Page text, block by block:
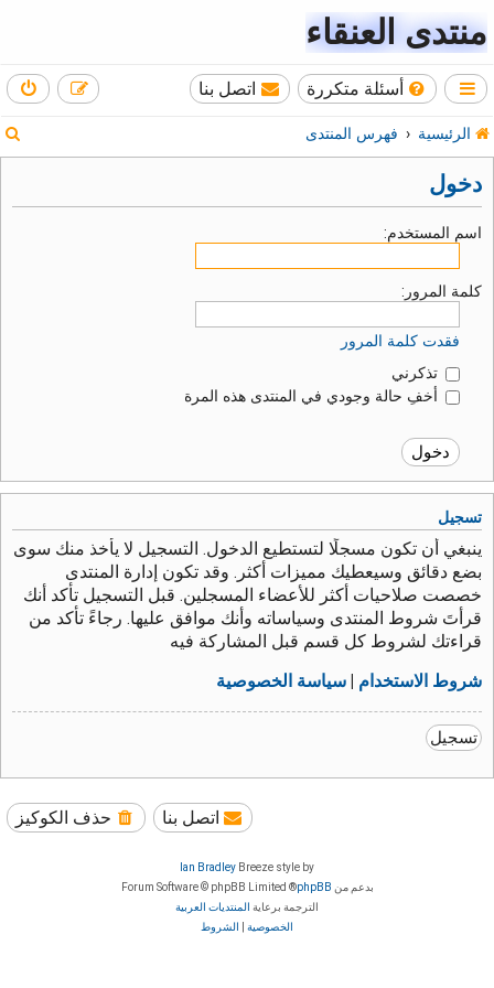
منتدى العنقاء
أسئلة متكررة اتصل بنا
الرئيسية فهرس المنتدى
دخول
اسم المستخدم:
كلمة المرور:
فقدت كلمة المرور
تذكرني
أخفِ حالة وجودي في المنتدى هذه المرة
تسجيل
ينبغي أن تكون مسجلًا لتستطيع الدخول. التسجيل لا يأخذ منك سوى
بضع دقائق وسيعطيك مميزات أكثر. وقد تكون إدارة المنتدى
خصصت صلاحيات أكثر للأعضاء المسجلين. قبل التسجيل تأكد أنك
قرأتَ شروط المنتدى وسياساته وأنك موافق عليها. رجاءً تأكد من
قراءتك لشروط كل قسم قبل المشاركة فيه
شروط الاستخدام سياسة الخصوصية
تسجيل
حذف الكوكيز اتصل بنا
Breeze style by
Ian Bradley
بدعم من phpBB
® Forum Software © phpBB Limited
الترجمة برعاية المنتديات العربية
الخصوصية
الشروط